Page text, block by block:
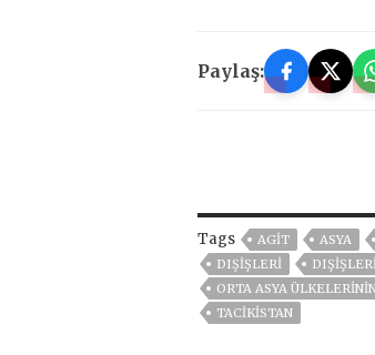
Paylaş:
Tags AGIT ASYA
DIŞIŞLERI
ORTA ASYA
TACİKİSTAN